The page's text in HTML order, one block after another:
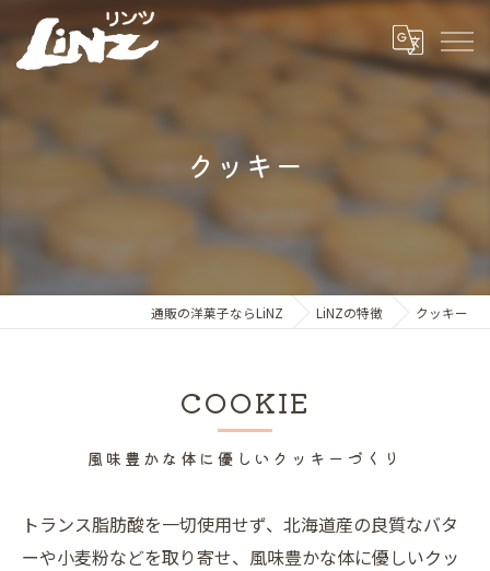
クッキー
通販の洋菓子ならLiNZ LiNZの特徴 クッキー
風味豊かな体に優しいクッキーづくり
COOKIE
トランス脂肪酸を一切使用せず、北海道産の良質なバタ
ーや小麦粉などを取り寄せ、風味豊かな体に優しいクッ